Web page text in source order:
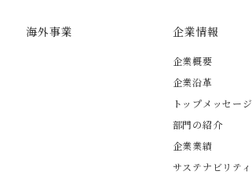
海外事業 企業情報
企業概要
企業沿革
トップメッセージ
部門の紹介
企業業績
サステナビリティ